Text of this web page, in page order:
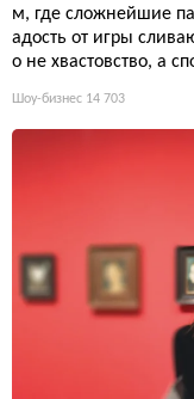
м, где сложнейшие
адость от игры
о не хвастовство, а
Шоу-бизнес 14 703